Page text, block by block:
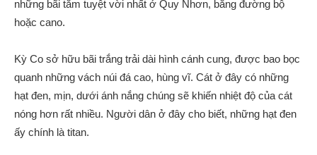
những bãi tắm tuyệt vời nhất ở Quy Nhơn, bằng đường bộ
hoặc cano.
Kỳ Co sở hữu bãi trắng trải dài hình cánh cung, được bao bọc
quanh những vách núi đá cao, hùng vĩ. Cát ở đây có những
hạt đen, mịn, dưới ánh nắng chúng sẽ khiến nhiệt độ của cát
nóng hơn rất nhiều. Người dân ở đây cho biết, những hạt đen
ấy chính là titan.